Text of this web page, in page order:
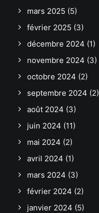
mars 2025 (5)
février 2025 (3)
décembre 2024 (1)
novembre 2024 (3)
octobre 2024 (2)
septembre 2024 (2)
août 2024 (3)
juin 2024 (11)
mai 2024 (2)
avril 2024 (1)
mars 2024 (3)
février 2024 (2)
janvier 2024 (5)